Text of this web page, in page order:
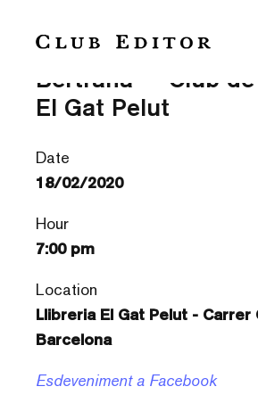
‘Entre dos silencis’
Bertrana — Club
El Gat Pelut
Date
18/02/2020
Hour
7:00 pm
Location
Llibreria El Gat Pelut - Carrer
Barcelona
Esdeveniment a Facebook